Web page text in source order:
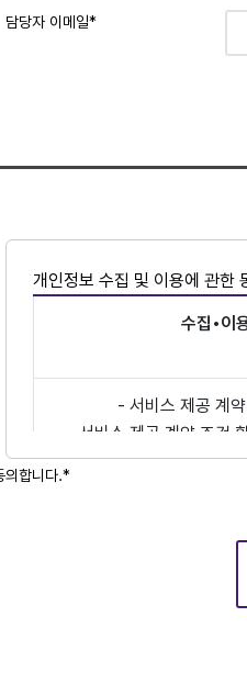
담당자 이메일*
개인정보 수집 및 이용에 관한
수집•이
- 서비스 제공 계
- 서비스 제공 계약 조건
실명
* 위의 개인정보 수집•이용에
상담이 정상적으로 진행 될 수
의합니다.*